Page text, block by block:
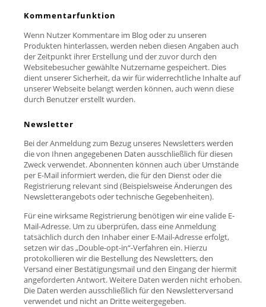
Kommentarfunktion
Wenn Nutzer Kommentare im Blog oder zu unseren
Produkten hinterlassen, werden neben diesen Angaben auch
der Zeitpunkt ihrer Erstellung und der zuvor durch den
Websitebesucher gewählte Nutzername gespeichert. Dies
dient unserer Sicherheit, da wir für widerrechtliche Inhalte auf
unserer Webseite belangt werden können, auch wenn diese
durch Benutzer erstellt wurden.
Newsletter
Bei der Anmeldung zum Bezug unseres Newsletters werden
die von Ihnen angegebenen Daten ausschließlich für diesen
Zweck verwendet. Abonnenten können auch über Umstände
per E-Mail informiert werden, die für den Dienst oder die
Registrierung relevant sind (Beispielsweise Änderungen des
Newsletterangebots oder technische Gegebenheiten).
Für eine wirksame Registrierung benötigen wir eine valide E-
Mail-Adresse. Um zu überprüfen, dass eine Anmeldung
tatsächlich durch den Inhaber einer E-Mail-Adresse erfolgt,
setzen wir das „Double-opt-in“-Verfahren ein. Hierzu
protokollieren wir die Bestellung des Newsletters, den
Versand einer Bestätigungsmail und den Eingang der hiermit
angeforderten Antwort. Weitere Daten werden nicht erhoben.
Die Daten werden ausschließlich für den Newsletterversand
verwendet und nicht an Dritte weitergegeben.